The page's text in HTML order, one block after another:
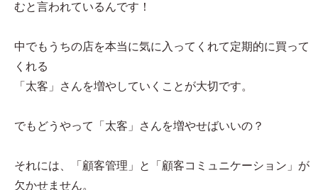
むと言われているんです！
中でもうちの店を本当に気に入ってくれて定期的に買って
くれる
「太客」さんを増やしていくことが大切です。
でもどうやって「太客」さんを増やせばいいの？
それには、「顧客管理」と「顧客コミュニケーション」が
欠かせません。